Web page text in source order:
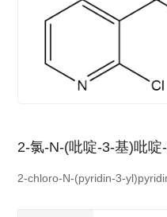
2-氯-N-(吡啶-3-基)吡啶
2-chloro-N-(pyridin-3-